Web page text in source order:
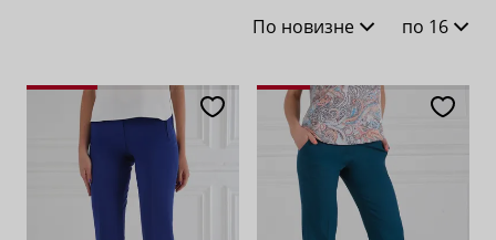
По новизне
По популярности
По возрастанию цены
По убыванию цены
по 16
28